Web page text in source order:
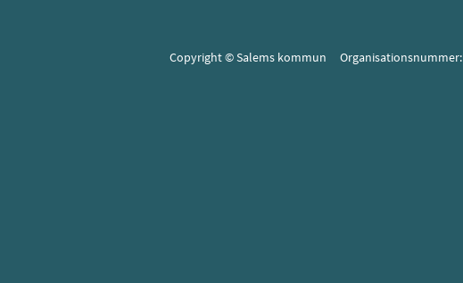
Copyright © Salems kommun Organisationsnummer: